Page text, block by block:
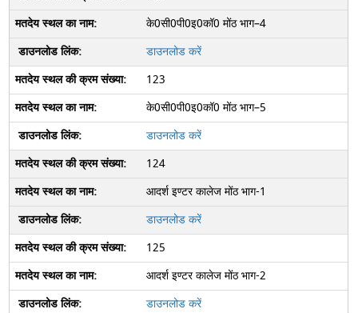
के0सी0पी0इ0कॉ0 मोंठ भाग–4
डाउनलोड करें
123
के0सी0पी0इ0कॉ0 मोंठ भाग–5
डाउनलोड करें
124
आदर्श इण्‍टर कालेज मोंठ भाग-1
डाउनलोड करें
125
आदर्श इण्‍टर कालेज मोंठ भाग-2
डाउनलोड करें